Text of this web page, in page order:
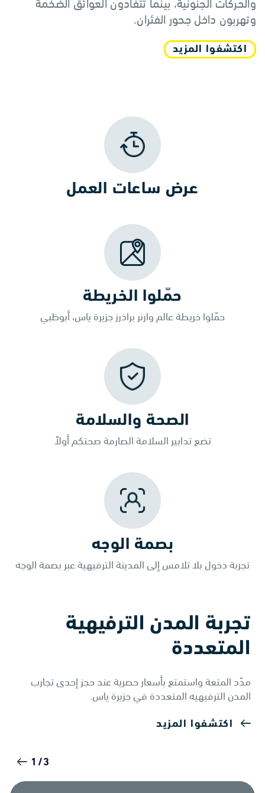
وتهربون داخل جحور الفئران.
اكتشفوا المزيد
عرض ساعات العمل
حمّلوا الخريطة
حمّلوا خريطة عالم وارنر براذرز جزيرة ياس، أبوظبي
الصحة والسلامة
تضع تدابير السلامة الصارمة صحتكم أولاً
بصمة الوجه
تجربة دخول بلا تلامس إلى المدينة الترفيهية عبر بصمة الوجه
تجربة المدن الترفيهية
المتعددة
مدّد المتعة واستمتع بأسعار حصرية عند حجز إحدى تجارب
المدن الترفيهيه المتعددة في جزيرة ياس.
اكتشفوا المزيد
1/3